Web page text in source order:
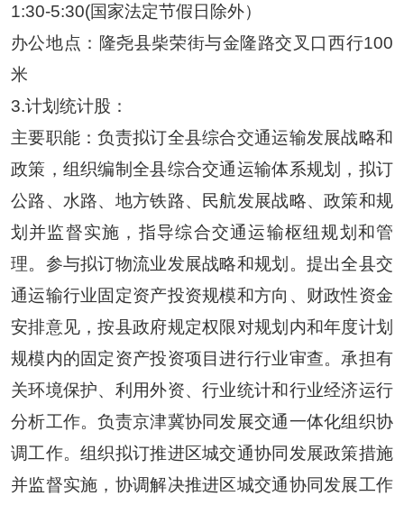
1:30-5:30(国家法定节假日除外）
办公地点： 隆尧县柴荣街与金隆路交叉口西行100
米
3.计划统计股 ：
主要职能：负责拟订全县综合交通运输发展战略和
政策，组织编制全县综合交通运输体系规划，拟订
公路、水路、地方铁路、民航发展战略、政策和规
划并监督实施，指导综合交通运输枢纽规划和管
理。参与拟订物流业发展战略和规划。提出全县交
通运输行业固定资产投资规模和方向、财政性资金
安排意见，按县政府规定权限对规划内和年度计划
规模内的固定资产投资项目进行行业审查。承担有
关环境保护、利用外资、行业统计和行业经济运行
分析工作。负责京津冀协同发展交通一体化组织协
调工作。组织拟订推进区城交通协同发展政策措施
并监督实施 ， 协调解决推进区城交通协同发展工作